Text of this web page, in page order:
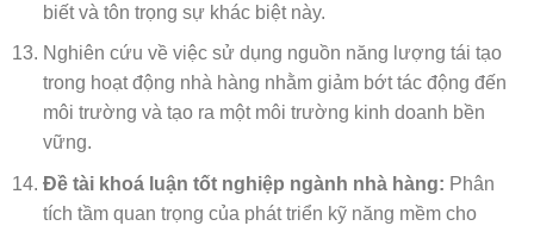
biết và tôn trọng sự khác biệt này.
Nghiên cứu về việc sử dụng nguồn năng lượng tái tạo
trong hoạt động nhà hàng nhằm giảm bớt tác động đến
môi trường và tạo ra một môi trường kinh doanh bền
vững.
Đề tài khoá luận tốt nghiệp ngành nhà hàng: Phân
tích tầm quan trọng của phát triển kỹ năng mềm cho